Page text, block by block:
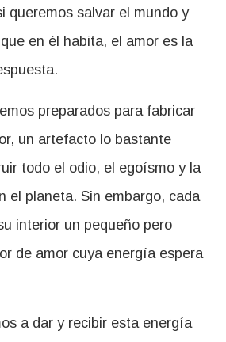
queremos salvar el mundo y
en él habita, el amor es la
preparados para fabricar
un artefacto lo bastante
todo el odio, el egoísmo y la
el planeta. Sin embargo, cada
interior un pequeño pero
de amor cuya energía espera
a dar y recibir esta energía